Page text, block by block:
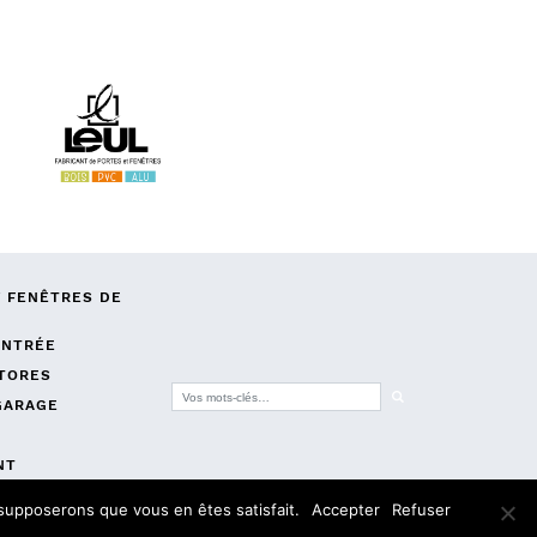
DE
Que recherchez-vous ?
que vous en êtes satisfait. Accepter Refuser